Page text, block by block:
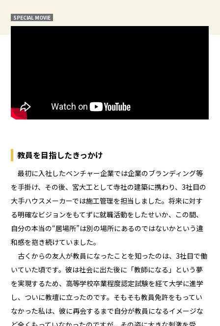
SPECIAL MOVIE
教員を目指したきっかけ
最初に入社したベンチャー企業では企業のブランディング等
を手掛け、その後、宮大工として寺社の建築に携わり、3社目の
大手ハウスメーカーでは施工管理を担当しました。将来に対す
る明確なビジョンをもてずに就職活動をしたせいか、この間、
自分の本当の“居場所”は別の場所にあるのではないかという違
和感を抱き続けていました。
古くからの友人が教員になったことを知ったのは、3社目で働
いていた頃です。彼は社会に出た後に「教師になる」という夢
を実現するため、高等学校卒業程度認定試験を経て大学に進学
し、ついに教壇に立ったのです。そもそも教員免許をもってい
なかった私は、彼に再会するまで自分が教員になるイメージな